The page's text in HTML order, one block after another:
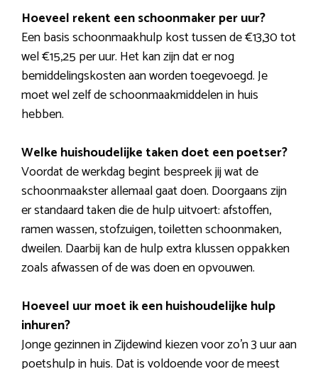
Hoeveel rekent een schoonmaker per uur?
Een basis schoonmaakhulp kost tussen de €13,30 tot
wel €15,25 per uur. Het kan zijn dat er nog
bemiddelingskosten aan worden toegevoegd. Je
moet wel zelf de schoonmaakmiddelen in huis
hebben.
Welke huishoudelijke taken doet een poetser?
Voordat de werkdag begint bespreek jij wat de
schoonmaakster allemaal gaat doen. Doorgaans zijn
er standaard taken die de hulp uitvoert: afstoffen,
ramen wassen, stofzuigen, toiletten schoonmaken,
dweilen. Daarbij kan de hulp extra klussen oppakken
zoals afwassen of de was doen en opvouwen.
Hoeveel uur moet ik een huishoudelijke hulp
inhuren?
Jonge gezinnen in Zijdewind kiezen voor zo’n 3 uur aan
poetshulp in huis. Dat is voldoende voor de meest